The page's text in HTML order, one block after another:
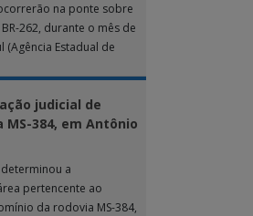
na ponte sobre
262, durante o mês de
(Agência Estadual de
judicial de
384, em Antônio
a
pertencente ao
da rodovia MS-384,